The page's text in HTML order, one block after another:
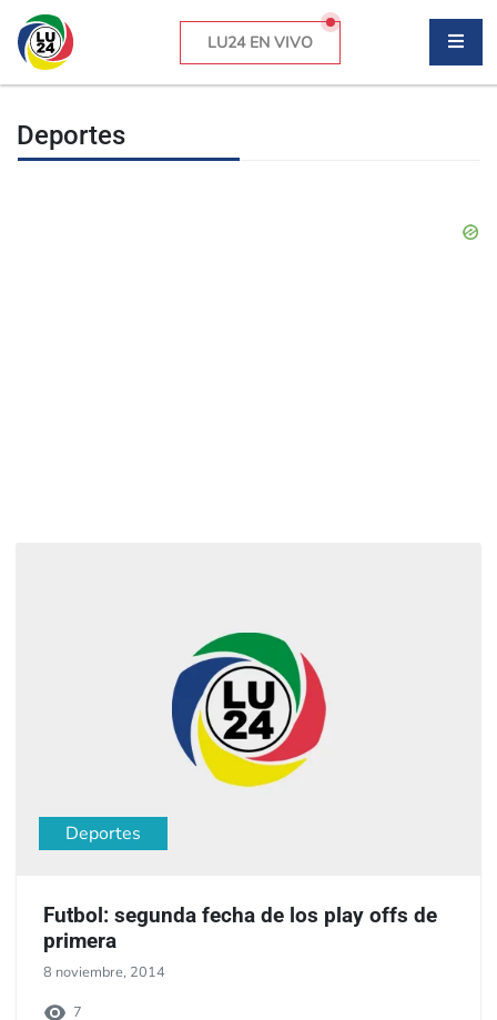
LU24 EN VIVO
Deportes
Deportes
Futbol: segunda fecha de los play offs de
primera
8 noviembre, 2014
7